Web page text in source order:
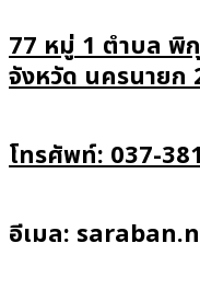
77 หมู่ 1 ตำบล พิ
จังหวัด นครนายก
โทรศัพท์: 037-
อีเมล: